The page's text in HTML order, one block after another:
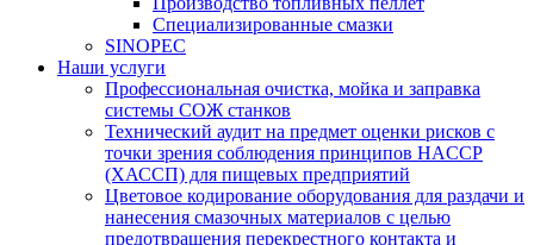
Специализированные смазки
SINOPEC
Наши услуги
Профессиональная очистка, мойка и заправка
системы СОЖ станков
Технический аудит на предмет оценки рисков с
точки зрения соблюдения принципов HACCP
(ХАССП) для пищевых предприятий
Цветовое кодирование оборудования для раздачи и
нанесения смазочных материалов с целью
предотвращения перекрестного контакта и